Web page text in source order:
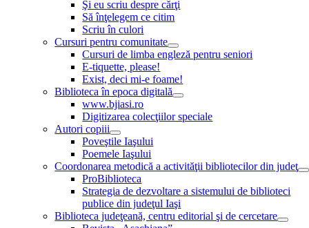
Şi eu scriu despre cărţi
Să înţelegem ce citim
Scriu în culori
Cursuri pentru comunitate
Cursuri de limba engleză pentru seniori
E-tiquette, please!
Exist, deci mi-e foame!
Biblioteca în epoca digitală
www.bjiasi.ro
Digitizarea colecţiilor speciale
Autori copiii
Poveştile Iaşului
Poemele Iaşului
Coordonarea metodică a activităţii bibliotecilor din judeţ
ProBiblioteca
Strategia de dezvoltare a sistemului de biblioteci
publice din judeţul Iaşi
Biblioteca judeţeană, centru editorial şi de cercetare